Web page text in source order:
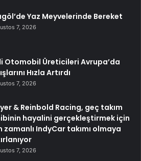
Yaz Meyvelerinde Bereket
7, 2026
Otomobil Üreticileri Avrupa’da
Hızla Artırdı
7, 2026
& Reinbold Racing, geç takım
hayalini gerçekleştirmek için
zamanlı IndyCar takımı olmaya
7, 2026